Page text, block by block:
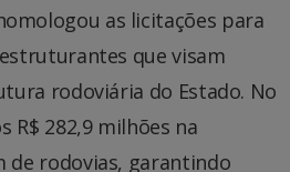
as licitações para
que visam
rodoviária do Estado. No
R$ 282,9 milhões na
de rodovias, garantindo